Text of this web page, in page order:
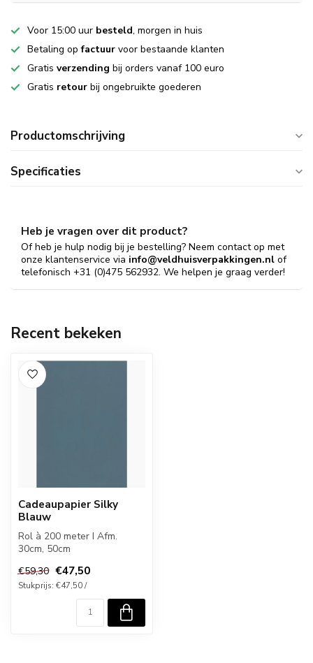
Voor 15:00 uur besteld, morgen in huis
Betaling opfactuur voor bestaande klanten
Gratis verzending bij orders vanaf 100 euro
Gratis retour bij ongebruikte goederen
Productomschrijving
Specificaties
Heb je vragen over dit product?
Of heb je hulp nodig bij je bestelling? Neem contact op met
onze klantenservice via info@veldhuisverpakkingen.nl of
telefonisch +31 (0)475 562932. We helpen je graag verder!
Recent bekeken
Cadeaupapier Silky
Blauw
Rol à 200 meter I Afm.
30cm, 50cm
€59,30 €47,50
Stukprijs: €47,50 /